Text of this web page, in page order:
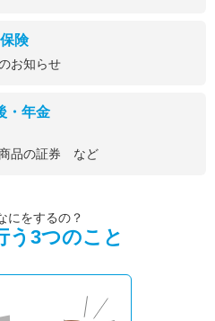
保険
お知らせ
・年金
商品の証券 など
にをするの？
う3つのこと